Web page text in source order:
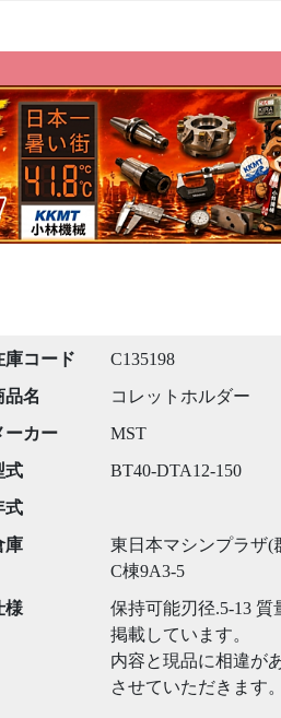
庫コード
C135198
品名
コレットホルダー
ーカー
MST
式
BT40-DTA12-150
式
庫
東日本マシンプラザ(
C棟9A3-5
様
保持可能刃径.5-13 質
掲載しています。
内容と現品に相違が
させていただきます。